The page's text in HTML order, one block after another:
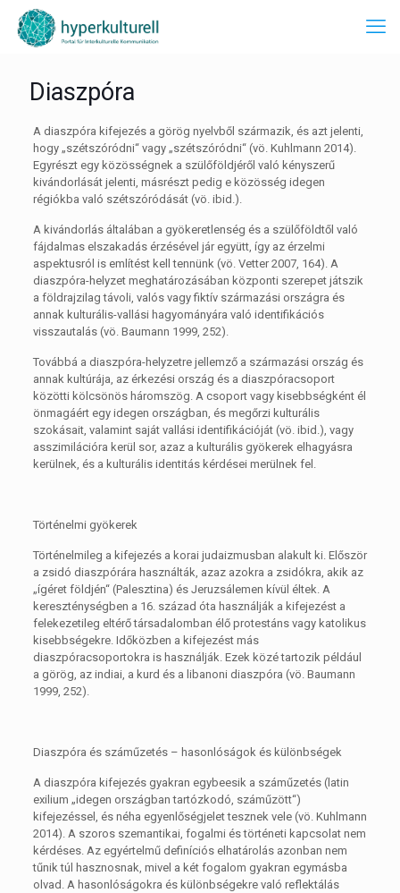
Diaszpóra
A diaszpóra kifejezés a görög nyelvből származik, és azt jelenti,
hogy „szétszóródni“ vagy „szétszóródni“ (vö. Kuhlmann 2014).
Egyrészt egy közösségnek a szülőföldjéről való kényszerű
kivándorlását jelenti, másrészt pedig e közösség idegen
régiókba való szétszóródását (vö. ibid.).
A kivándorlás általában a gyökeretlenség és a szülőföldtől való
fájdalmas elszakadás érzésével jár együtt, így az érzelmi
aspektusról is említést kell tennünk (vö. Vetter 2007, 164). A
diaszpóra-helyzet meghatározásában központi szerepet játszik
a földrajzilag távoli, valós vagy fiktív származási országra és
annak kulturális-vallási hagyományára való identifikációs
visszautalás (vö. Baumann 1999, 252).
Továbbá a diaszpóra-helyzetre jellemző a származási ország és
annak kultúrája, az érkezési ország és a diaszpóracsoport
közötti kölcsönös háromszög. A csoport vagy kisebbségként él
önmagáért egy idegen országban, és megőrzi kulturális
szokásait, valamint saját vallási identifikációját (vö. ibid.), vagy
asszimilációra kerül sor, azaz a kulturális gyökerek elhagyásra
kerülnek, és a kulturális identitás kérdései merülnek fel.
Történelmi gyökerek
Történelmileg a kifejezés a korai judaizmusban alakult ki. Először
a zsidó diaszpórára használták, azaz azokra a zsidókra, akik az
„ígéret földjén“ (Palesztina) és Jeruzsálemen kívül éltek. A
kereszténységben a 16. század óta használják a kifejezést a
felekezetileg eltérő társadalomban élő protestáns vagy katolikus
kisebbségekre. Időközben a kifejezést más
diaszpóracsoportokra is használják. Ezek közé tartozik például
a görög, az indiai, a kurd és a libanoni diaszpóra (vö. Baumann
1999, 252).
Diaszpóra és száműzetés – hasonlóságok és különbségek
A diaszpóra kifejezés gyakran egybeesik a száműzetés (latin
exilium „idegen országban tartózkodó, száműzött“)
kifejezéssel, és néha egyenlőségjelet tesznek vele (vö. Kuhlmann
2014). A szoros szemantikai, fogalmi és történeti kapcsolat nem
kérdéses. Az egyértelmű definíciós elhatárolás azonban nem
tűnik túl hasznosnak, mivel a két fogalom gyakran egymásba
olvad. A hasonlóságokra és különbségekre való reflektálás